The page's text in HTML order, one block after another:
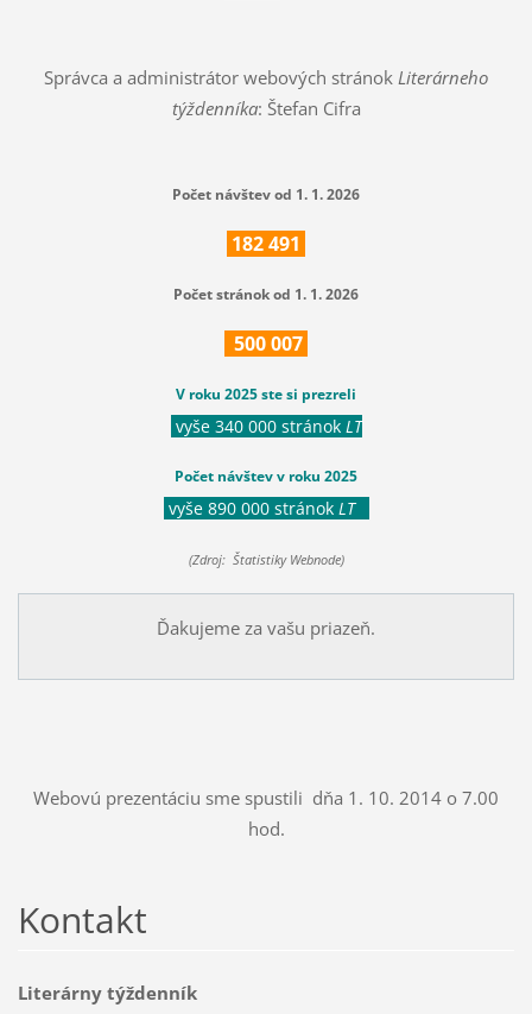
Správca a administrátor webových stránok Literárneho
týždenníka: Štefan Cifra
Počet návštev od 1. 1. 2026
182491
Počet stránok od 1. 1. 2026
500007
V roku 2025 ste si prezreli
vyše 340 000 stránok LT
Počet návštev v roku 2025
vyše 890 000 stránok LT
(Zdroj: Štatistiky Webnode)
Ďakujeme za vašu priazeň.
Webovú prezentáciu sme spustili dňa 1. 10. 2014 o 7.00
hod.
Kontakt
Literárny týždenník